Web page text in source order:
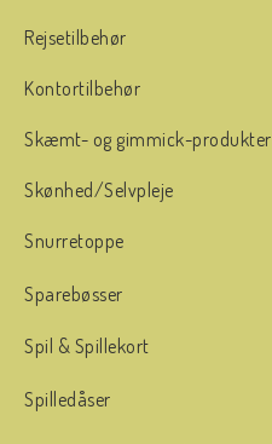
Rejsetilbehør
Kontortilbehør
Skæmt- og gimmick-produkter
Skønhed/Selvpleje
Snurretoppe
Sparebøsser
Spil & Spillekort
Spilledåser